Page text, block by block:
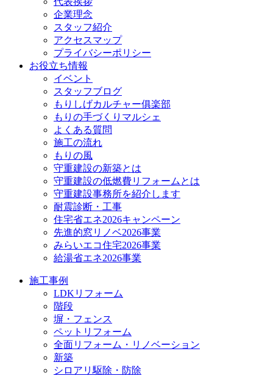
企業理念
スタッフ紹介
アクセスマップ
プライバシーポリシー
お役立ち情報
イベント
スタッフブログ
もりしげカルチャー俱楽部
もりの手づくりマルシェ
よくある質問
施工の流れ
もりの風
守重建設の新築とは
守重建設の低燃費リフォームとは
守重建設事務所を紹介します
耐震診断・工事
住宅省エネ2026キャンペーン
先進的窓リノベ2026事業
みらいエコ住宅2026事業
給湯省エネ2026事業
施工事例
LDKリフォーム
階段
塀・フェンス
ペットリフォーム
全面リフォーム・リノベーション
新築
シロアリ駆除・防除